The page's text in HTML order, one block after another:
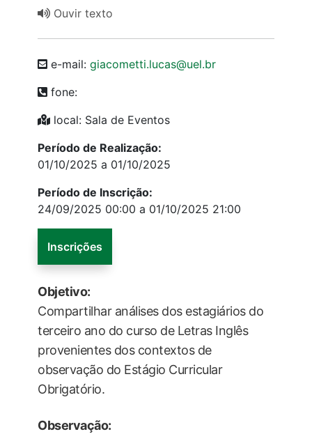
Ouvir texto
e-mail: giacometti.lucas@uel.br
fone:
local: Sala de Eventos
Período de Realização:
01/10/2025 a 01/10/2025
Período de Inscrição:
24/09/2025 00:00 a 01/10/2025 21:00
Inscrições
Objetivo:
Compartilhar análises dos estagiários do
terceiro ano do curso de Letras Inglês
provenientes dos contextos de
observação do Estágio Curricular
Obrigatório.
Observação: